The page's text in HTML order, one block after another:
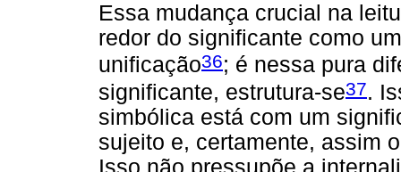
Essa mudança crucial na
redor do significante como
unificação36; é nessa pura
significante, estrutura-se37.
simbólica está com um
sujeito e, certamente, assim
Isso não pressupõe a